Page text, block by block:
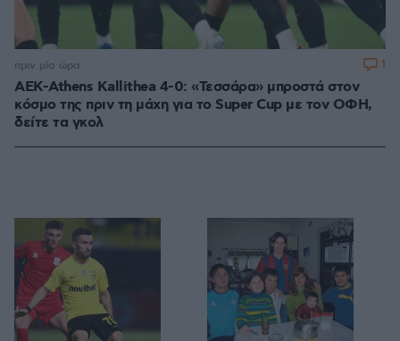
ΑΕΚ-Athens Kallithea 4-0: «Τεσσάρα» μπροστά στον
κόσμο της πριν τη μάχη για το Super Cup με τον ΟΦΗ,
δείτε τα γκολ
πριν μία ώρα 1